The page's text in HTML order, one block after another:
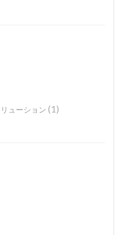
ューション (1)